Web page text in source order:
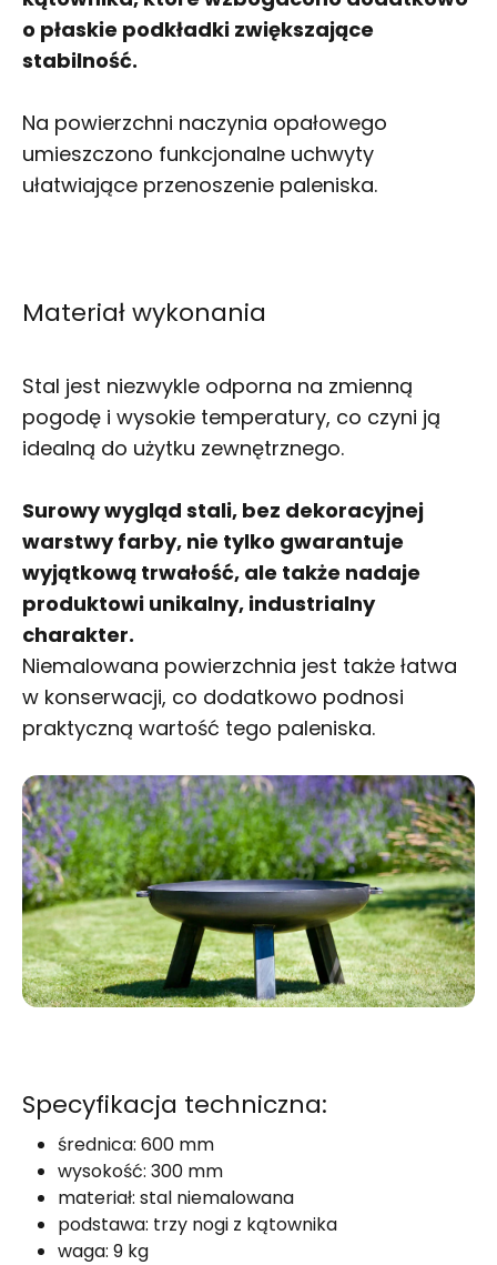
o płaskie podkładki zwiększające
stabilność.
Na powierzchni naczynia opałowego
umieszczono funkcjonalne uchwyty
ułatwiające przenoszenie paleniska.
Materiał wykonania
Stal jest niezwykle odporna na zmienną
pogodę i wysokie temperatury, co czyni ją
idealną do użytku zewnętrznego.
Surowy wygląd stali, bez dekoracyjnej
warstwy farby, nie tylko gwarantuje
wyjątkową trwałość, ale także nadaje
produktowi unikalny, industrialny
charakter.
Niemalowana powierzchnia jest także łatwa
w konserwacji, co dodatkowo podnosi
praktyczną wartość tego paleniska.
Specyfikacja techniczna:
średnica: 600 mm
wysokość: 300 mm
materiał: stal niemalowana
podstawa: trzy nogi z kątownika
waga: 9 kg